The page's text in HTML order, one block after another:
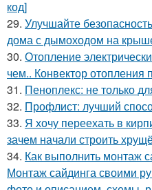
код]
29. Улучшайте
дома с дымоходом на
30. Отопление
чем.. Конвектор
31. Пеноплекс: не только
32. Профлист: лучший
33. Я хочу переехать в
зачем начали строить
34. Как выполнить монтаж
Монтаж сайдинга своими